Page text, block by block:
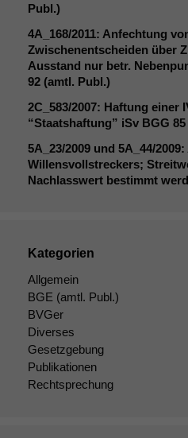
Publ.)
4A_168/2011: Anfechtung
Zwischenentscheiden über
Ausstand nur betr.
92 (amtl. Publ.)
2C_583/2007: Haftung einer
“Staatshaftung” iSv BGG
5A_23/2009 und 5A_44/
Willensvollstreckers;
Nachlasswert bestimmt
Kategorien
Allgemein
BGE (amtl. Publ.)
BVGer
Diverses
Gesetzgebung
Publikationen
Rechtsprechung